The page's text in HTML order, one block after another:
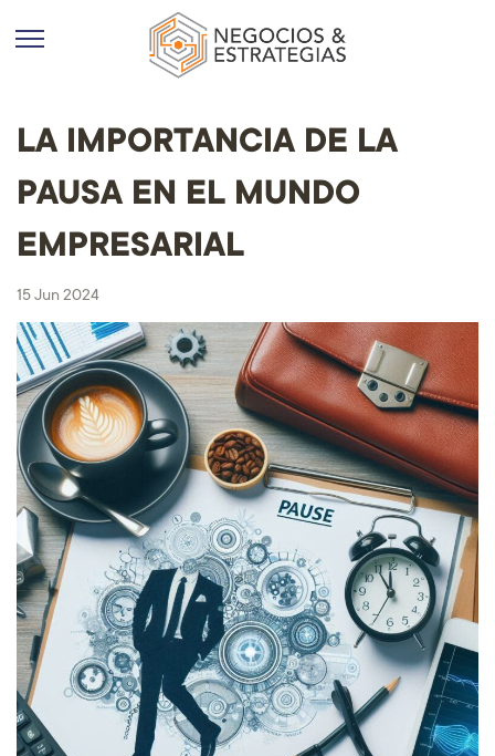
LA IMPORTANCIA DE LA
PAUSA EN EL MUNDO
EMPRESARIAL
15 Jun 2024